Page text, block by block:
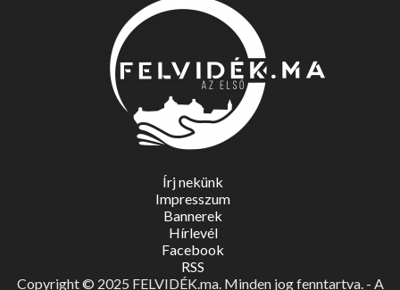
Írj nekünk
Impresszum
Bannerek
Hírlevél
Facebook
RSS
Copyright © 2025 FELVIDÉK.ma. Minden jog fenntartva. - A